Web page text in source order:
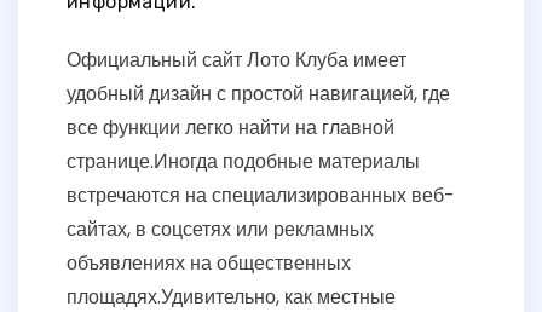
Официальный сайт Лото Клуба имеет
удобный дизайн с простой навигацией, где
все функции легко найти на главной
странице.Иногда подобные материалы
встречаются на специализированных веб-
сайтах, в соцсетях или рекламных
объявлениях на общественных
площадях.Удивительно, как местные